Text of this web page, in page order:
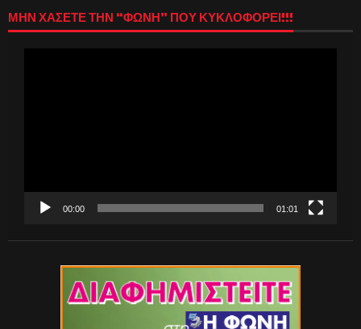
ΜΗΝ ΧΑΣΕΤΕ ΤΗΝ “ΦΩΝΗ” ΠΟΥ ΚΥΚΛΟΦΟΡΕΙ!!!
00:00 01:01